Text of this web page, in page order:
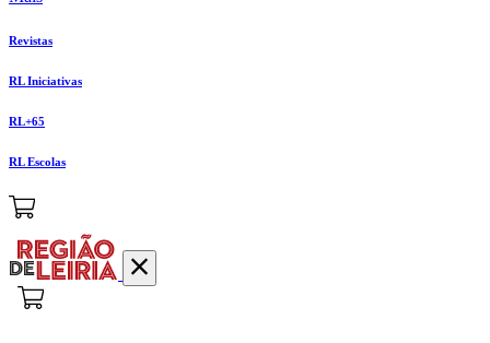
Revistas
RL Iniciativas
RL+65
RL Escolas